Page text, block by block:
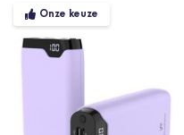
Onze keuze